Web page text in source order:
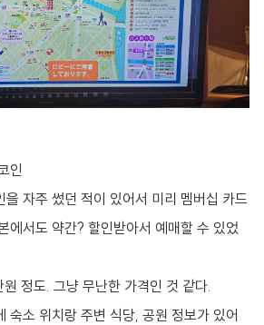
인
을 자주 썼던 적이 있어서 미리 멤버십 카드
에서도 약간? 할인받아서 예매할 수 있었
정도. 그냥 무난한 가격인 것 같다.
숙소 위치랑 주변 식당, 공원 정보가 있어